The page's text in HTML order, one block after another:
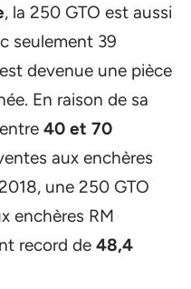
, la 250 GTO est aussi
seulement 39
devenue une pièce
En raison de sa
40 et 70
aux enchères
une 250 GTO
enchères RM
record de 48,4